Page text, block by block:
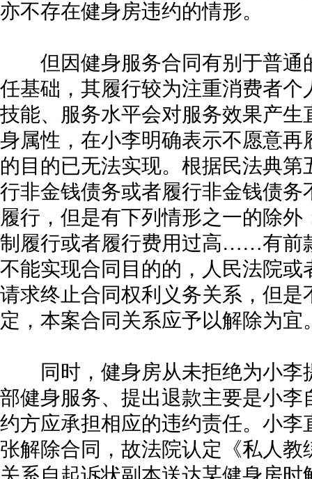
亦不存在健身房违约的情形。
但因健身服务合同有别于普通
任基础，其履行较为注重消费者
技能、服务水平会对服务效果产
身属性，在小李明确表示不愿意
的目的已无法实现。根据民法典
行非金钱债务或者履行非金钱债
履行，但是有下列情形之一的除
制履行或者履行费用过高……有前
不能实现合同目的的，人民法院
请求终止合同权利义务关系，但是
定，本案合同关系应予以解除为宜
同时，健身房从未拒绝为小李
部健身服务、提出退款主要是小
约方应承担相应的违约责任。小
张解除合同，故法院认定《私人